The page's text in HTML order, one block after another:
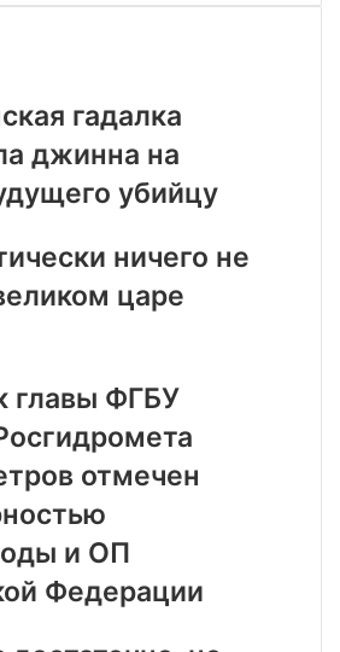
гадалка
джинна на
убийцу
ничего не
царе
главы ФГБУ
отмечен
и ОП
Федерации